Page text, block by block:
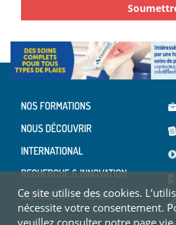
NOS FORMATIONS
NOUS DÉCOUVRIR
INTERNATIONAL
RECHERCHE & INNOVATION
SERVICES À L'ÉTUDIANT
Ce site utilise des cookies.
nécessite votre consentement.
veuillez consulter notre page vie